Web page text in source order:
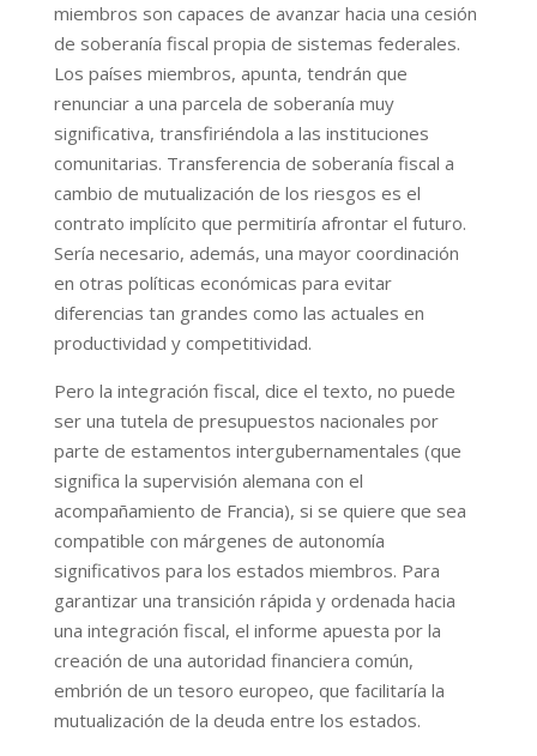
miembros son capaces de avanzar hacia una cesión
de soberanía fiscal propia de sistemas federales.
Los países miembros, apunta, tendrán que
renunciar a una parcela de soberanía muy
significativa, transfiriéndola a las instituciones
comunitarias. Transferencia de soberanía fiscal a
cambio de mutualización de los riesgos es el
contrato implícito que permitiría afrontar el futuro.
Sería necesario, además, una mayor coordinación
en otras políticas económicas para evitar
diferencias tan grandes como las actuales en
productividad y competitividad.
Pero la integración fiscal, dice el texto, no puede
ser una tutela de presupuestos nacionales por
parte de estamentos intergubernamentales (que
significa la supervisión alemana con el
acompañamiento de Francia), si se quiere que sea
compatible con márgenes de autonomía
significativos para los estados miembros. Para
garantizar una transición rápida y ordenada hacia
una integración fiscal, el informe apuesta por la
creación de una autoridad financiera común,
embrión de un tesoro europeo, que facilitaría la
mutualización de la deuda entre los estados.